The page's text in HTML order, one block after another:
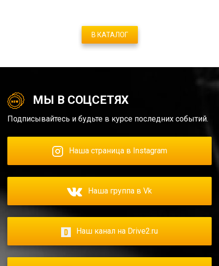
В КАТАЛОГ
МЫ В СОЦСЕТЯХ
Подписывайтесь и будьте в курсе последних событий.
Наша страница в Instagram
Наша группа в Vk
Наш канал на Drive2.ru